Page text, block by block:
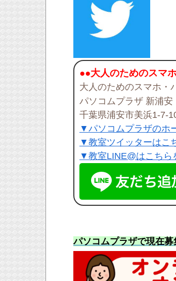
●●大人のためのスマ
大人のためのスマホ・
パソコムプラザ 新浦
千葉県浦安市美浜1-7-
▼パソコムプラザのホ
▼教室ツイッターはこ
▼教室LINE@はこちら
パソコムプラザで現在